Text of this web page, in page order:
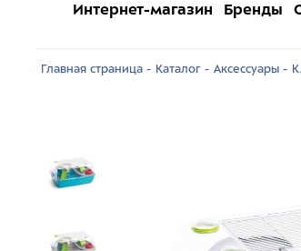
Интернет-магазин Бренды
Главная страница - Каталог - Аксессуары -